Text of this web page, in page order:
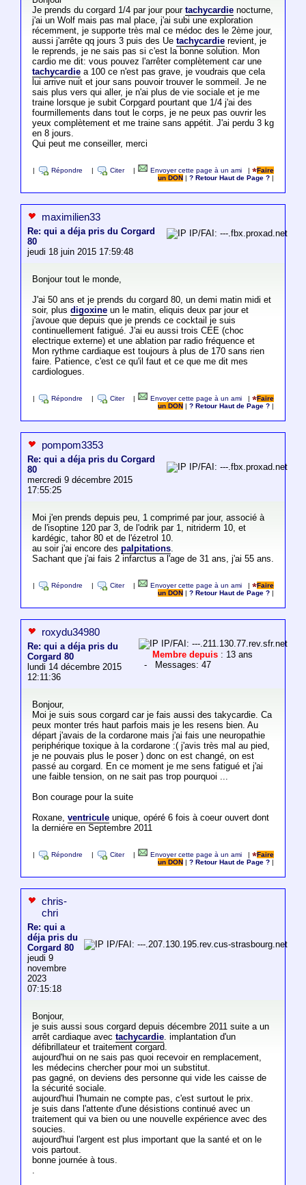
Je prends du corgard 1/4 par jour pour tachycardienocturne,
j'ai un Wolf mais pas mal place, j'ai subi une exploration
récemment, je supporte très mal ce médoc des le 2ème jour,
aussi j'arrête qq jours 3 puis des Ue tachycardierevient, je
le reprends, je ne sais pas si c'est la bonne solution. Mon
cardio me dit: vous pouvez l'arrêter complètement car une
tachycardiea 100 ce n'est pas grave, je voudrais que cela
lui arrive nuit et jour sans pouvoir trouver le sommeil. Je ne
sais plus vers qui aller, je n'ai plus de vie sociale et je me
traine lorsque je subit Corpgard pourtant que 1/4 j'ai des
fourmillements dans tout le corps, je ne peux pas ouvrir les
yeux complètement et me traine sans appétit. J'ai perdu 3 kg
en 8 jours.
Qui peut me conseiller, merci
Répondre Citer Envoyer cette page à un ami |
Faire
un DON
|? Retour Haut de Page ?
maximilien33
Re: qui a déja pris du Corgard
80
jeudi 18 juin 2015 17:59:48
IP/FAI: ---.fbx.proxad.net
Bonjour tout le monde,
J'ai 50 ans et je prends du corgard 80, un demi matin midi et
soir, plus digoxineun le matin, eliquis deux par jour et
j'avoue que depuis que je prends ce cocktail je suis
continuellement fatigué. J'ai eu aussi trois CEE (choc
electrique externe) et une ablation par radio fréquence et
Mon rythme cardiaque est toujours à plus de 170 sans rien
faire. Patience, c'est ce qu'il faut et ce que me dit mes
cardiologues.
Répondre Citer Envoyer cette page à un ami |
Faire
un DON
|? Retour Haut de Page ?
pompom3353
Re: qui a déja pris du Corgard
80
mercredi 9 décembre 2015
17:55:25
IP/FAI: ---.fbx.proxad.net
Moi j'en prends depuis peu, 1 comprimé par jour, associé à
de l'isoptine 120 par 3, de l'odrik par 1, nitriderm 10, et
kardégic, tahor 80 et de l'ézetrol 10.
au soir j'ai encore des palpitations.
Sachant que j'ai fais 2 infarctus a l'age de 31 ans, j'ai 55 ans.
Répondre Citer Envoyer cette page à un ami |
Faire
un DON
|? Retour Haut de Page ?
roxydu34980
Re: qui a déja pris du
Corgard 80
lundi 14 décembre 2015
12:11:36
IP/FAI: ---.211.130.77.rev.sfr.net
Membre depuis : 13 ans
- Messages: 47
Bonjour,
Moi je suis sous corgard car je fais aussi des takycardie. Ca
peux monter trés haut parfois mais je les resens bien. Au
départ j'avais de la cordarone mais j'ai fais une neuropathie
periphérique toxique à la cordarone :( j'avis très mal au pied,
je ne pouvais plus le poser ) donc on est changé, on est
passé au corgard. En ce moment je me sens fatigué et j'ai
une faible tension, on ne sait pas trop pourquoi ...
Bon courage pour la suite
Roxane, ventriculeunique, opéré 6 fois à coeur ouvert dont
la derniére en Septembre 2011
Répondre Citer Envoyer cette page à un ami |
Faire
un DON
|? Retour Haut de Page ?
chris-
chri
Re: qui a
déja pris du
Corgard 80
jeudi 9
novembre
2023
07:15:18
IP/FAI: ---.207.130.195.rev.cus-strasbourg.net
Bonjour,
je suis aussi sous corgard depuis décembre 2011 suite a un
arrêt cardiaque avec tachycardie. implantation d'un
défibrillateur et traitement corgard.
aujourd'hui on ne sais pas quoi recevoir en remplacement,
les médecins chercher pour moi un substitut.
pas gagné, on deviens des personne qui vide les caisse de
la sécurité sociale.
aujourd'hui l'humain ne compte pas, c'est surtout le prix.
je suis dans l'attente d'une désistions continué avec un
traitement qui va bien ou une nouvelle expérience avec des
soucies.
aujourd'hui l'argent est plus important que la santé et on le
vois partout.
bonne journée à tous.
.